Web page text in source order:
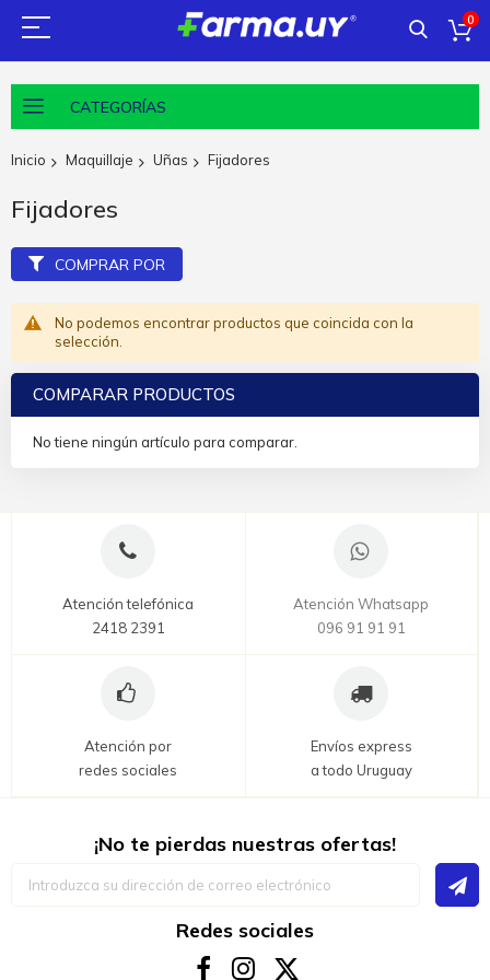
0
CATEGORÍAS
Inicio Maquillaje Uñas Fijadores
Fijadores
No podemos encontrar productos que coincida con la
selección.
COMPRAR POR
COMPARAR PRODUCTOS
No tiene ningún artículo para comparar.
Atención telefónica
2418 2391
Atención Whatsapp
096 91 91 91
Atención por
redes sociales
Envíos express
a todo Uruguay
¡No te pierdas nuestras ofertas!
Redes sociales